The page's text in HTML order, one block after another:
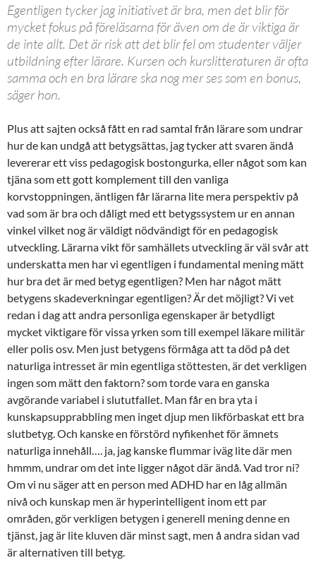
Egentligen tycker jag initiativet är bra, men det blir för
mycket fokus på föreläsarna för även om de är viktiga är
de inte allt. Det är risk att det blir fel om studenter väljer
utbildning efter lärare. Kursen och kurslitteraturen är ofta
samma och en bra lärare ska nog mer ses som en bonus,
säger hon.
Plus att sajten också fått en rad samtal från lärare som undrar
hur de kan undgå att betygsättas, jag tycker att svaren ändå
levererar ett viss pedagogisk bostongurka, eller något som kan
tjäna som ett gott komplement till den vanliga
korvstoppningen, äntligen får lärarna lite mera perspektiv på
vad som är bra och dåligt med ett betygssystem ur en annan
vinkel vilket nog är väldigt nödvändigt för en pedagogisk
utveckling. Lärarna vikt för samhällets utveckling är väl svår att
underskatta men har vi egentligen i fundamental mening mätt
hur bra det är med betyg egentligen? Men har något mätt
betygens skadeverkningar egentligen? Är det möjligt? Vi vet
redan i dag att andra personliga egenskaper är betydligt
mycket viktigare för vissa yrken som till exempel läkare militär
eller polis osv. Men just betygens förmåga att ta död på det
naturliga intresset är min egentliga stöttesten, är det verkligen
ingen som mätt den faktorn? som torde vara en ganska
avgörande variabel i slututfallet. Man får en bra yta i
kunskapsupprabbling men inget djup men likförbaskat ett bra
slutbetyg. Och kanske en förstörd nyfikenhet för ämnets
naturliga innehåll…. ja, jag kanske flummar iväg lite där men
hmmm, undrar om det inte ligger något där ändå. Vad tror ni?
Om vi nu säger att en person med ADHD har en låg allmän
nivå och kunskap men är hyperintelligent inom ett par
områden, gör verkligen betygen i generell mening denne en
tjänst, jag är lite kluven där minst sagt, men å andra sidan vad
är alternativen till betyg.